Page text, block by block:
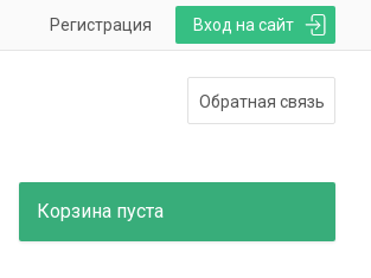
Вход на сайт
Регистрация
Обратная связь
Корзина пуста